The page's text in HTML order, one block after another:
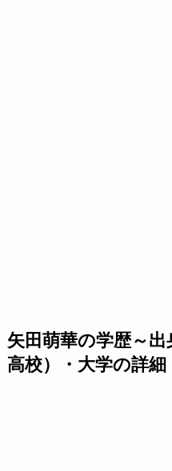
矢田萌華の学歴～出
高校）・大学の詳細